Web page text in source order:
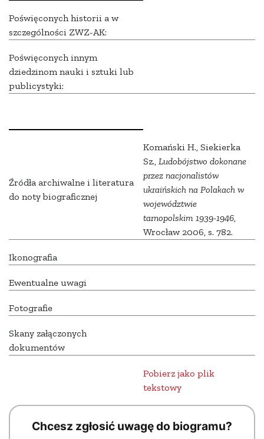
Poświęconych historii a w
szczególności ZWZ-AK:
Poświęconych innym
dziedzinom nauki i sztuki lub
publicystyki:
Źródła archiwalne i literatura
do noty biograficznej
Komański H., Siekierka
Sz., Ludobójstwo dokonane
przez nacjonalistów
ukraińskich na Polakach w
województwie
tarnopolskim 1939-1946,
Wrocław 2006, s. 782.
Ikonografia
Ewentualne uwagi
Fotografie
Skany załączonych
dokumentów
Pobierz jako plik
tekstowy
Chcesz zgłosić uwagę do biogramu?